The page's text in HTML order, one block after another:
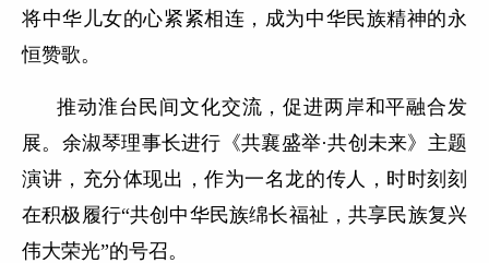
将中华儿女的心紧紧相连，成为中华民族精神的永
恒赞歌。
推动淮台民间文化交流，促进两岸和平融合发
展。余淑琴理事长进行《共襄盛举·共创未来》主题
演讲，充分体现出，作为一名龙的传人，时时刻刻
在积极履行“共创中华民族绵长福祉，共享民族复兴
伟大荣光”的号召。